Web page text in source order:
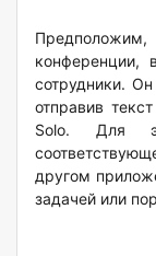
конференции,
сотрудники.
отправив
Solo. Для
другом
задачей или